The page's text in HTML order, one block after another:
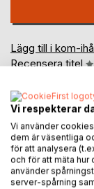
Lägg till i kom-
Recensera titel
BESKRIVNING
Vi respekterar
Vi använder
dem är väsentliga
för att analysera
och för att mäta hur
använder
server-spårning